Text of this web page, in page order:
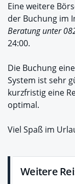
Eine weitere
der Buchung im
Beratung unter
24:00.
Die Buchung
System ist sehr
kurzfristig eine
optimal.
Viel Spaß im
Weitere